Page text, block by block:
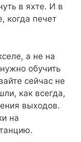
в яхте. И в
когда печет
а не на
обучить
сейчас не
как всегда,
выходов.
на